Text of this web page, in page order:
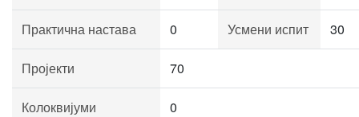
Практична настава 0 Усмени испит 30
Пројекти 70
Колоквијуми 0